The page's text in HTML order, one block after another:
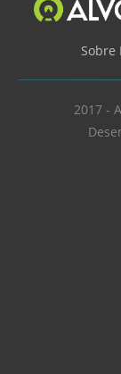
Sobre
2017 -